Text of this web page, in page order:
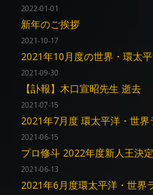
2022-01-01
新年のご挨拶
2021-10-17
2021年10月度の世界・環太
2021-09-30
【訃報】木口宣昭先生 逝去
2021-07-15
2021年7月度 環太平洋・世界
2021-06-15
プロ修斗 2022年度新人王決
2021-06-13
2021年6月度環太平洋・世界